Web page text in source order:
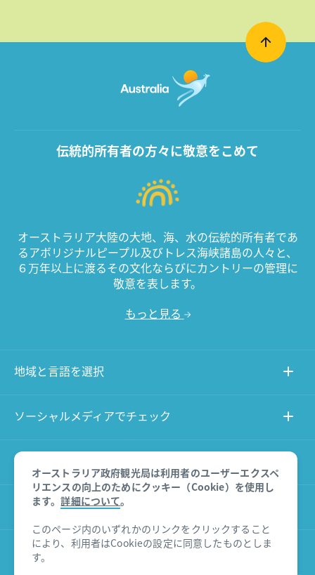
オーストラリア政府観光局は利用者のユーザーエクスペ
リエンスの向上のためにクッキー（Cookie）を使用し
ます。詳細について。
このページ内のいずれかのリンクをクリックすること
により、利用者はCookieの設定に同意したものとしま
す。
伝統的所有者の方々に敬意をこめて
オーストラリア大陸の大地、海、水の伝統的所有者であ
るアボリジナルピープル及びトレス海峡諸島の人々と、
６万年以上に渡るその文化ならびにカントリーの管理に
敬意を表します。
もっと見る
地域と言語を選択
ソーシャルメディアでチェック
このサイトについて
その他のサイト
商品に関する免責事項